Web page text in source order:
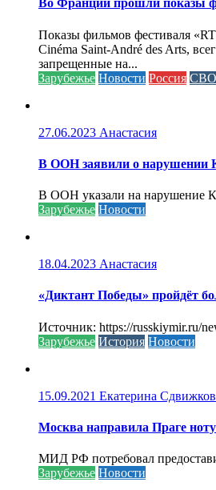
Во Франции прошли показы
Показы фильмов фестиваля
Cinéma Saint-André des Arts,
запрещенные на...
Зарубежье Новости Россия СВО
27.06.2023 Анастасия
В ООН заявили о нарушении
В ООН указали на нарушение
Зарубежье Новости
18.04.2023 Анастасия
«Диктант Победы» пройдёт
Источник: https://russkiymir.ru/
Зарубежье История Новости
15.09.2021 Екатерина
Москва направила Праге
МИД РФ потребовал
Зарубежье Новости